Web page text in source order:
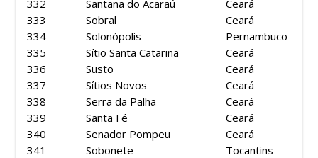
332
333
334
335
336
337
338
339
340
341
Santana do Acaraú
Sobral
Solonópolis
Sítio Santa Catarina
Susto
Sítios Novos
Serra da Palha
Santa Fé
Senador Pompeu
Sobonete
Ceará
Ceará
Pernambuco
Ceará
Ceará
Ceará
Ceará
Ceará
Ceará
Tocantins